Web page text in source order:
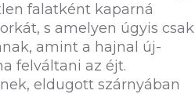
falatként kaparná
s amelyen úgyis csak
amint a hajnal új-
felváltani az éjt.
eldugott szárnyában